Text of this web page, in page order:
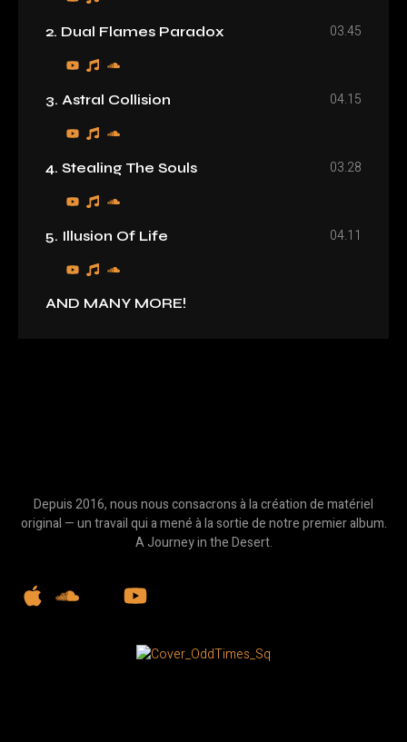
2. Dual Flames Paradox 03.45
3. Astral Collision 04.15
4. Stealing The Souls 03.28
5. Illusion Of Life 04.11
AND MANY MORE!
Depuis 2016, nous nous consacrons à la création de matériel
original — un travail qui a mené à la sortie de notre premier album.
A Journey in the Desert.